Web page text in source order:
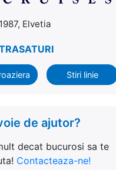
Elvetia
Stiri linie
de ajutor?
decat bucurosi sa te
Contacteaza-ne!